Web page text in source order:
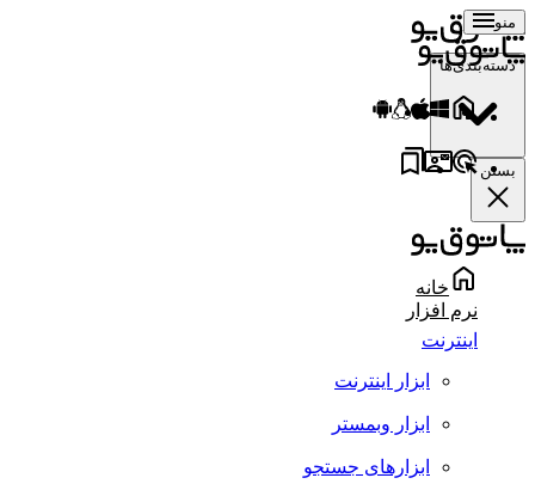
منو
دسته‌بندی‌ها
بستن
خانه
نرم افزار
اینترنت
ابزار اینترنت
ابزار وبمستر
ابزارهای جستجو